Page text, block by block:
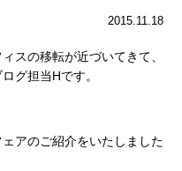
2015.11.18
スの移転が近づいてきて、
グ担当Hです。
アのご紹介をいたしました